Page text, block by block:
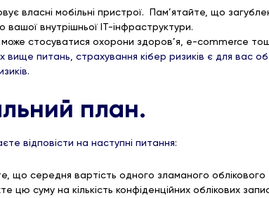
власні мобільні пристрої. Пам’ятайте, що
внутрішньої ІТ-інфраструктури.
стосуватися охорони здоров’я, e-commerce
питань, страхування кібер ризиків є для вас
план.
відповісти на наступні питання:
що середня вартість одного зламаного облікового
суму на кількість конфіденційних облікових